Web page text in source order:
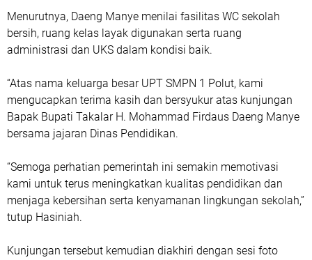
Menurutnya, Daeng Manye menilai fasilitas WC sekolah
bersih, ruang kelas layak digunakan serta ruang
administrasi dan UKS dalam kondisi baik.
“Atas nama keluarga besar UPT SMPN 1 Polut, kami
mengucapkan terima kasih dan bersyukur atas kunjungan
Bapak Bupati Takalar H. Mohammad Firdaus Daeng Manye
bersama jajaran Dinas Pendidikan.
“Semoga perhatian pemerintah ini semakin memotivasi
kami untuk terus meningkatkan kualitas pendidikan dan
menjaga kebersihan serta kenyamanan lingkungan sekolah,”
tutup Hasiniah.
Kunjungan tersebut kemudian diakhiri dengan sesi foto